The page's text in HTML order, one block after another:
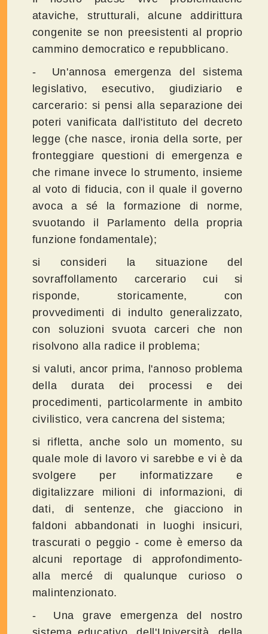
ataviche, strutturali, alcune addirittura
congenite se non preesistenti al proprio
cammino democratico e repubblicano.
- Un'annosa emergenza del sistema
legislativo, esecutivo, giudiziario e
carcerario: si pensi alla separazione dei
poteri vanificata dall'istituto del decreto
legge (che nasce, ironia della sorte, per
fronteggiare questioni di emergenza e
che rimane invece lo strumento, insieme
al voto di fiducia, con il quale il governo
avoca a sé la formazione di norme,
svuotando il Parlamento della propria
funzione fondamentale);
si consideri la situazione del
sovraffollamento carcerario cui si
risponde, storicamente, con
provvedimenti di indulto generalizzato,
con soluzioni svuota carceri che non
risolvono alla radice il problema;
si valuti, ancor prima, l'annoso problema
della durata dei processi e dei
procedimenti, particolarmente in ambito
civilistico, vera cancrena del sistema;
si rifletta, anche solo un momento, su
quale mole di lavoro vi sarebbe e vi è da
svolgere per informatizzare e
digitalizzare milioni di informazioni, di
dati, di sentenze, che giacciono in
faldoni abbandonati in luoghi insicuri,
trascurati o peggio - come è emerso da
alcuni reportage di approfondimento-
alla mercé di qualunque curioso o
malintenzionato.
- Una grave emergenza del nostro